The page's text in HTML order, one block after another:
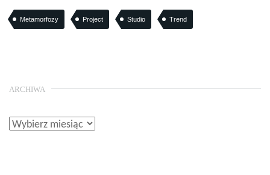
Metamorfozy Project Studio Trend
ARCHIWA